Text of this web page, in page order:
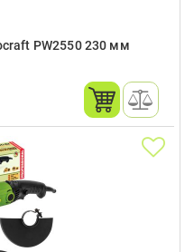
PW2550 230 мм